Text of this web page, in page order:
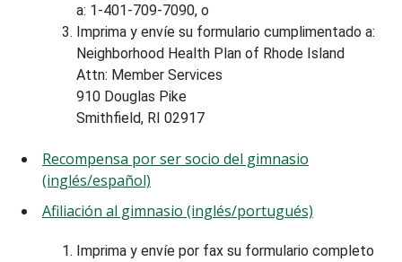
a: 1-401-709-7090, o
Imprima y envíe su formulario cumplimentado a:
Neighborhood Health Plan of Rhode Island
Attn: Member Services
910 Douglas Pike
Smithfield, RI 02917
Recompensa por ser socio del gimnasio
(inglés/español)
Afiliación al gimnasio (inglés/portugués)
Imprima y envíe por fax su formulario completo